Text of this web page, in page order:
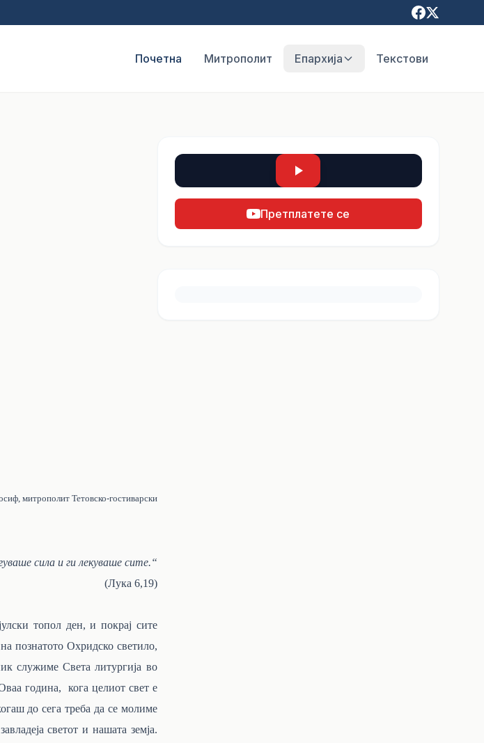
Почетна Митрополит Епархија Текстови
митрополит Тетовско-гостиварски
сила и ги лекуваше сите.“
(Лука 6,19)
топол ден, и покрај сите
познатото Охридско светило,
служиме Света литургија во
година, кога целиот свет е
до сега треба да се молиме
светот и нашата земја.
Претплатете се